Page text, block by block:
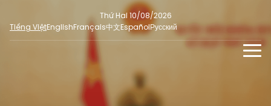
Thứ Hai 10/08/2026
Tiếng ViệtEnglishFrançais中文EspañolРусский
TIN TỨC - SỰ KIỆN